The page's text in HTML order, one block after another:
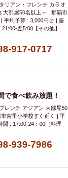
リアン・フレンチ カラオ
大部屋50名以上～ | 那覇市
平均予算 : 3,000円台 | 座
翌5:00【その他】
917-0717
で食べ飲み放題！
レンチ アジアン 大部屋50
宮里小学校すぐ近く | 平
間 : 17:00-24：00（料理
939-7986